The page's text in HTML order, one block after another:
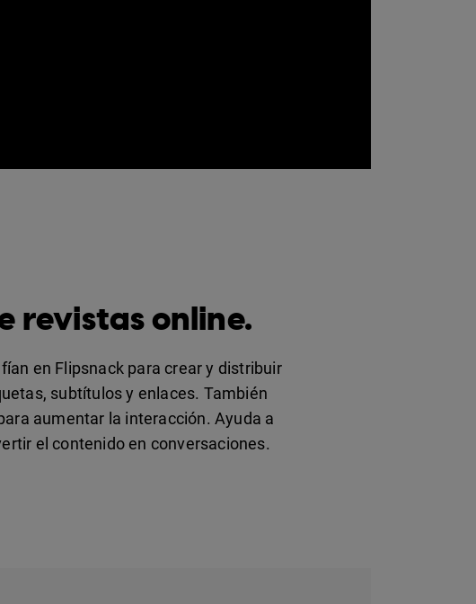
revistas online.
en Flipsnack para crear y distribuir
subtítulos y enlaces. También
aumentar la interacción. Ayuda a
el contenido en conversaciones.